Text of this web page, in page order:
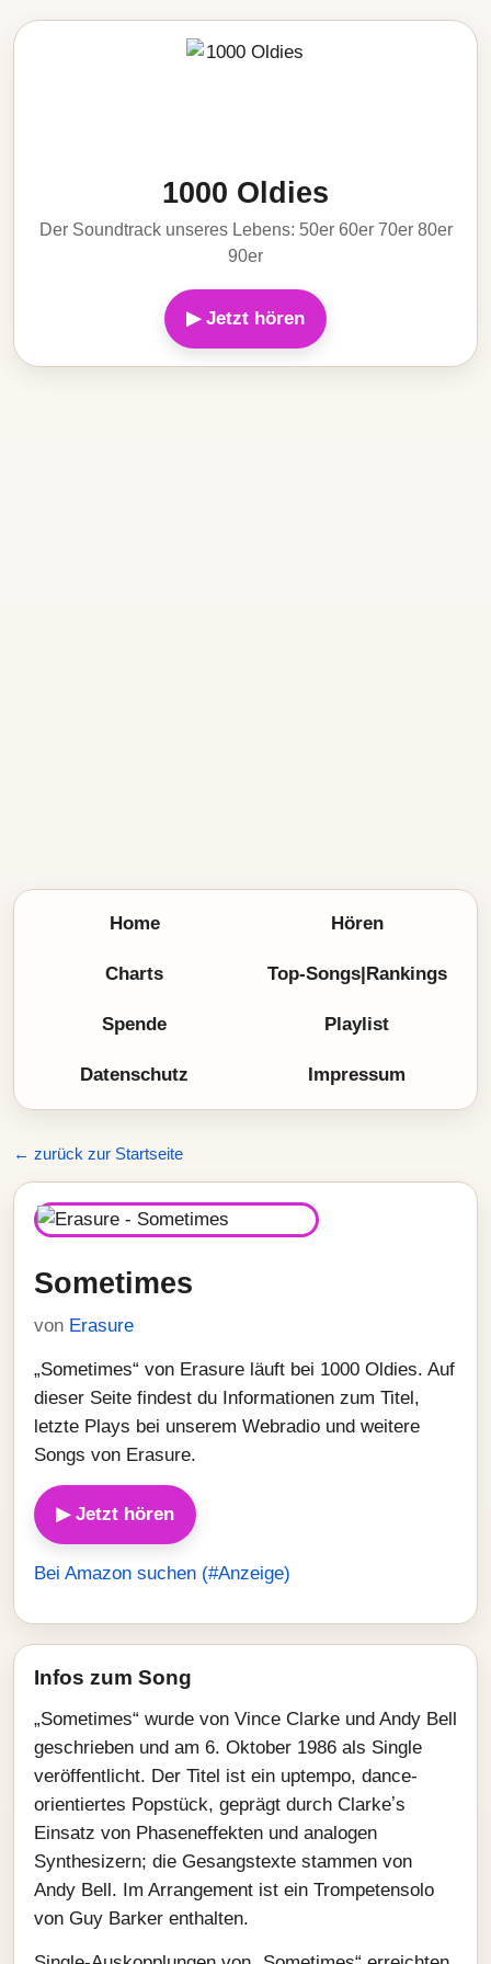
1000 Oldies
Der Soundtrack unseres Lebens: 50er 60er 70er 80er
90er
▶ Jetzt hören
Home Hören
Charts Top-Songs|Rankings
Spende Playlist
Datenschutz Impressum
← zurück zur Startseite
Sometimes
von Erasure
„Sometimes“ von Erasure läuft bei 1000 Oldies. Auf
dieser Seite findest du Informationen zum Titel,
letzte Plays bei unserem Webradio und weitere
Songs von Erasure.
▶ Jetzt hören
Bei Amazon suchen (#Anzeige)
Infos zum Song
„Sometimes“ wurde von Vince Clarke und Andy Bell
geschrieben und am 6. Oktober 1986 als Single
veröffentlicht. Der Titel ist ein uptempo, dance-
orientiertes Popstück, geprägt durch Clarkeʼs
Einsatz von Phaseneffekten und analogen
Synthesizern; die Gesangstexte stammen von
Andy Bell. Im Arrangement ist ein Trompetensolo
von Guy Barker enthalten.